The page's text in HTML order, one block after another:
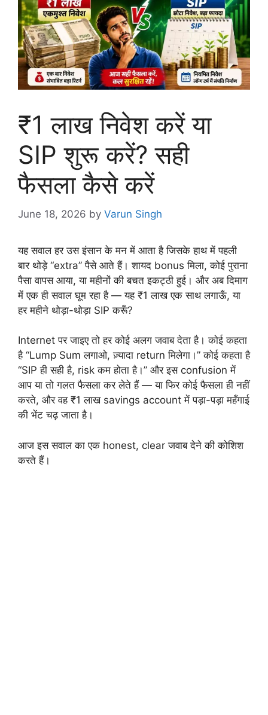
₹1 लाख निवेश करें या
SIP शुरू करें? सही
फैसला कैसे करें
June 18, 2026 by Varun Singh
यह सवाल हर उस इंसान के मन में आता है जिसके हाथ में पहली
बार थोड़े “extra” पैसे आते हैं। शायद bonus मिला, कोई पुराना
पैसा वापस आया, या महीनों की बचत इकट्ठी हुई। और अब दिमाग
में एक ही सवाल घूम रहा है — यह ₹1 लाख एक साथ लगाऊँ, या
हर महीने थोड़ा-थोड़ा SIP करूँ?
Internet पर जाइए तो हर कोई अलग जवाब देता है। कोई कहता
है “Lump Sum लगाओ, ज़्यादा return मिलेगा।” कोई कहता है
“SIP ही सही है, risk कम होता है।” और इस confusion में
आप या तो गलत फैसला कर लेते हैं — या फिर कोई फैसला ही नहीं
करते, और वह ₹1 लाख savings account में पड़ा-पड़ा महँगाई
की भेंट चढ़ जाता है।
आज इस सवाल का एक honest, clear जवाब देने की कोशिश
करते हैं।